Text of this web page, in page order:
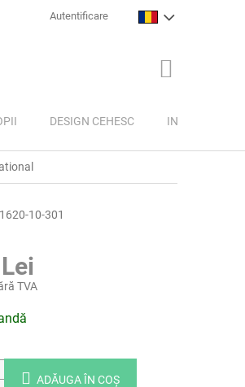
Autentificare
DESIGN CEHESC INSPIRAȚIE
10-301
TVA
ADĂUGA ÎN COŞ